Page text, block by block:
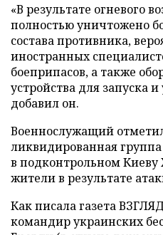
«В результате огневого
полностью уничтожено
состава противника,
иностранных
боеприпасов, а также
устройства для запуска
добавил он.
Военнослужащий
ликвидированная
в подконтрольном
жители в результате
Как писала газета
командир украинских